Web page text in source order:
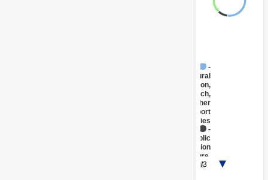
Agricultural
Extension,
Research,
and Other
Activities
Administration
- Agriculture,
Fishing &